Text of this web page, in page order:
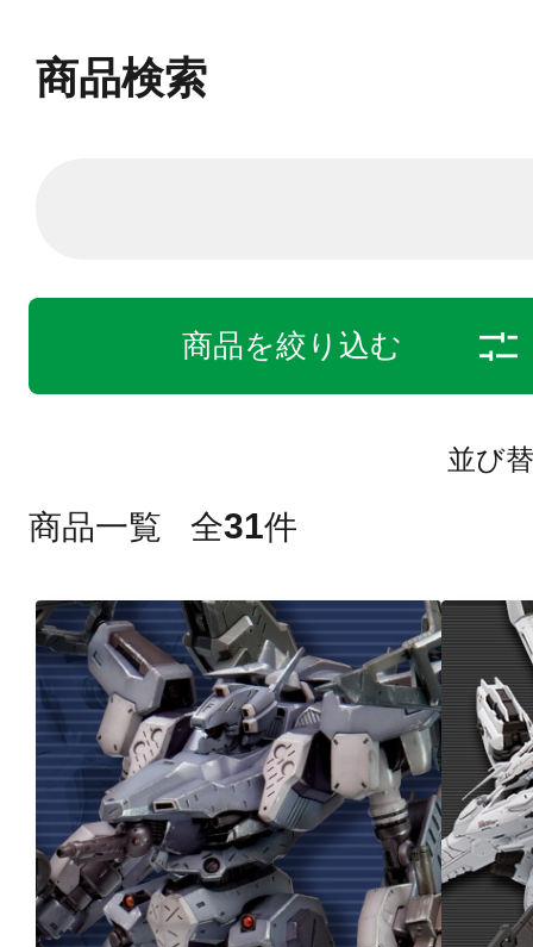
商品検索
商品を絞り込む
並び
商品一覧 全31件